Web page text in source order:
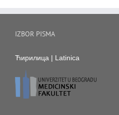
IZBOR PISMA
Ћирилица | Latinica